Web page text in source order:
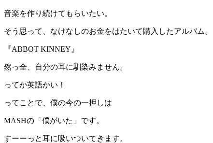
音楽を作り続けてもらいたい。
そう思って、なけなしのお金をはたいて購入したアルバム。
『ABBOT KINNEY』
然っ全、自分の耳に馴染みません。
ってか英語かい！
ってことで、僕の今の一押しは
MASHの「僕がいた」です。
すーーっと耳に吸いついてきます。